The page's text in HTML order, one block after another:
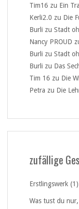
Tim16 zu Ein
Kerli2.0 zu Die
Burli zu Stadt
Nancy PROUD
Burli zu Stadt
Burli zu Das
Tim 16 zu Die
Petra zu Die
zufällige
Erstlingswerk (1)
Was tust du